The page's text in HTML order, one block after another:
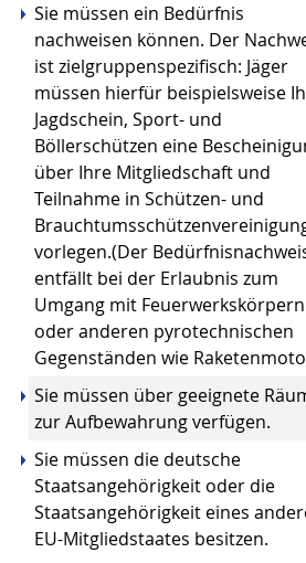
Sie müssen ein Bedürfnis
nachweisen können. Der
ist zielgruppenspezifisch: Jäger
müssen hierfür beispielsweise
Jagdschein, Sport- und
Böllerschützen eine
über Ihre Mitgliedschaft und
Teilnahme in Schützen- und
vorlegen.(Der
entfällt bei der Erlaubnis zum
Umgang mit Feuerwerkskörpern
oder anderen pyrotechnischen
Gegenständen wie
Sie müssen über geeignete
zur Aufbewahrung verfügen.
Sie müssen die deutsche
Staatsangehörigkeit oder die
Staatsangehörigkeit eines
EU-Mitgliedstaates besitzen.